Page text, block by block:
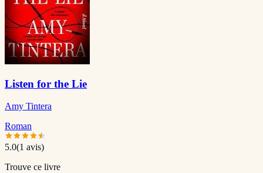
Listen for the Lie
Amy Tintera
Roman
5.0(1 avis)
Trouve ce livre